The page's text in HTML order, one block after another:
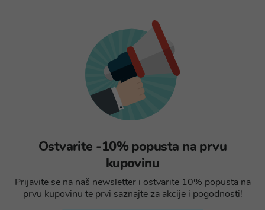
Ostvarite -10% popusta na prvu
kupovinu
Prijavite se na naš newsletter i ostvarite 10% popusta na
prvu kupovinu te prvi saznajte za akcije i pogodnosti!